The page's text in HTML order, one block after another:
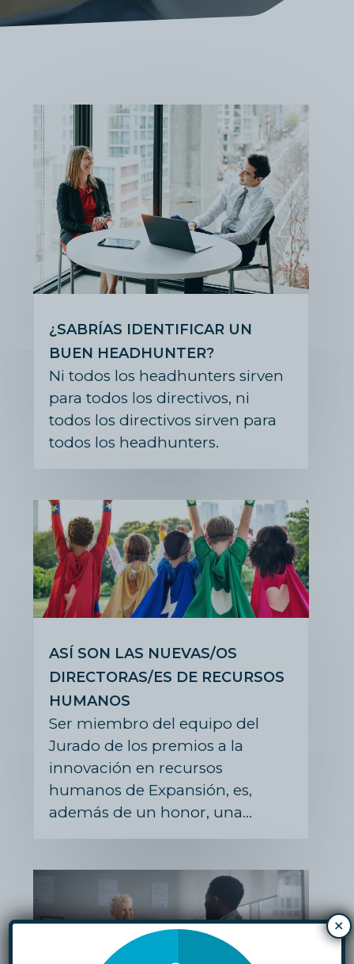
¿SABRÍAS IDENTIFICAR UN
BUEN HEADHUNTER?
Ni todos los headhunters sirven
para todos los directivos, ni
todos los directivos sirven para
todos los headhunters.
ASÍ SON LAS NUEVAS/OS
DIRECTORAS/ES DE RECURSOS
HUMANOS
Ser miembro del equipo del
Jurado de los premios a la
innovación en recursos
humanos de Expansión, es,
además de un honor, una…
×